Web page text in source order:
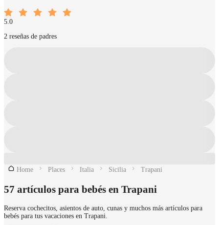
5.0
2 reseñas de padres
Home Places Italia Sicilia Trapani
57 artículos para bebés en Trapani
Reserva cochecitos, asientos de auto, cunas y muchos más artículos para
bebés para tus vacaciones en Trapani.